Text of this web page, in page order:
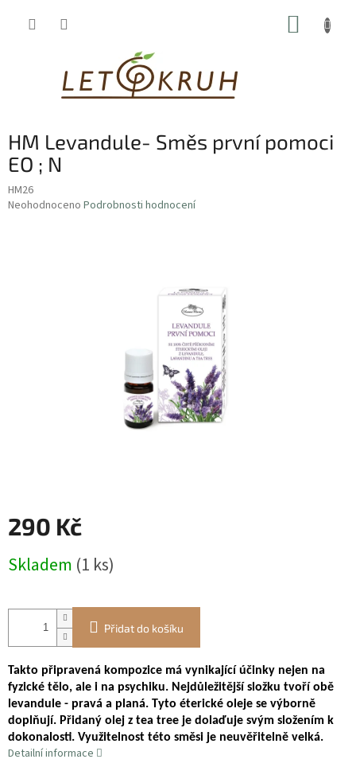
HM Levandule- Směs první pomoci
EO ; N
HM26
Průměrné
Neohodnoceno Podrobnosti hodnocení
290 Kč
cena:
Skladem (1 ks)
Přidat do košíku
Takto připravená kompozice má vynikající účinky nejen na
fyzické tělo, ale i na psychiku. Nejdůležitější složku tvoří obě
levandule - pravá a planá. Tyto éterické oleje se výborně
doplňují. Přidaný olej z tea tree je dolaďuje svým složením k
dokonalosti. Využitelnost této směsi je neuvěřitelně velká.
Detailní informace